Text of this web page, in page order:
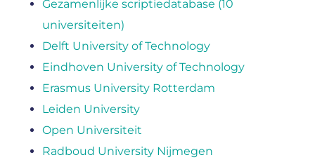
Gezamenlijke scriptiedatabase (10
universiteiten)
Delft University of Technology
Eindhoven University of Technology
Erasmus University Rotterdam
Leiden University
Open Universiteit
Radboud University Nijmegen